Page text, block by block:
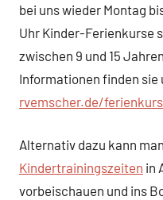
bei uns wieder Montag
Uhr Kinder-Ferienkurse
zwischen 9 und 15
Informationen finden sie
rvemscher.de/
Alternativ dazu kann
Kindertrainingszeiten in
vorbeischauen und ins